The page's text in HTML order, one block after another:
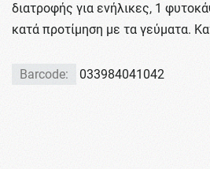
διατροφής για ενήλικες, 1
κατά προτίμηση με τα γεύματα.
Barcode: 033984041042